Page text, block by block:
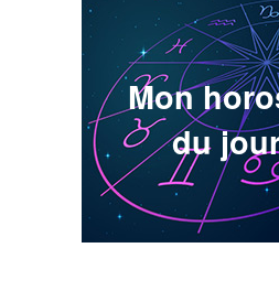
Mon
du